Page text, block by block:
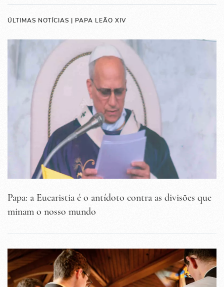
ÚLTIMAS NOTÍCIAS | PAPA LEÃO XIV
Papa: a Eucaristia é o antídoto contra as divisões que
minam o nosso mundo